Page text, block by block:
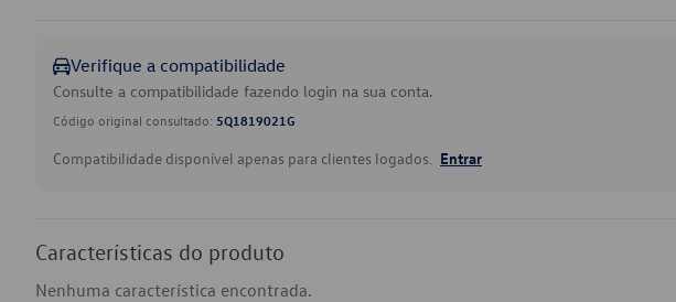
Verifique a compatibilidade
Consulte a compatibilidade fazendo login na sua conta.
Código original consultado: 5Q1819021G
Compatibilidade disponível apenas para clientes logados. Entrar
Características do produto
Nenhuma característica encontrada.